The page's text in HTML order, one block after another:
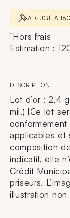
ADJUGÉ À
*Hors frais
Estimation :
DESCRIPTION
Lot d’or : 2,4
mil.) [Ce lot
conformément
applicables et
composition
indicatif, elle
Crédit
priseurs.
illustration